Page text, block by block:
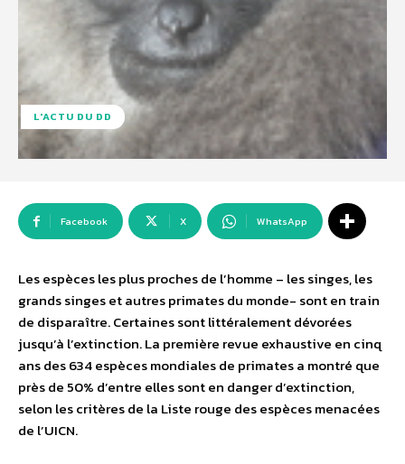
L'ACTU DU DD
Facebook X WhatsApp
Les espèces les plus proches de l’homme – les singes, les
grands singes et autres primates du monde- sont en train
de disparaître. Certaines sont littéralement dévorées
jusqu’à l’extinction. La première revue exhaustive en cinq
ans des 634 espèces mondiales de primates a montré que
près de 50% d’entre elles sont en danger d’extinction,
selon les critères de la Liste rouge des espèces menacées
de l’UICN.